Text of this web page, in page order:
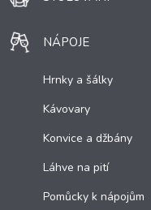
NÁPOJE
Hrnky a šálky
Kávovary
Konvice a džbány
Láhve na pití
Pomůcky k nápojům